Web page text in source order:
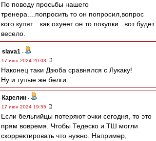
По поводу просьбы нашего
тренера....попросить то он попросил,вопрос
кого купят....как охуеет он то покупки...вот будет
весело.
slava1 -
17 июн 2024 20:03
Наконец таки Дзюба сравнялся с Лукаку!
Ну и тупые же белги.
Карелин -
17 июн 2024 19:55
Если бельгийцы потеряют очки сегодня, то это
прям вовремя. Чтобы Тедеско и ТШ могли
скорректировать что нужно. Например,